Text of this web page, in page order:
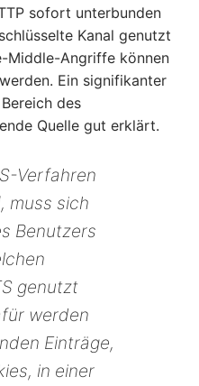
sofort unterbunden
Kanal genutzt
Middle-Angriffe können
Ein signifikanter
des
Quelle gut erklärt.
Verfahren
muss sich
Benutzers
genutzt
werden
Einträge,
in einer